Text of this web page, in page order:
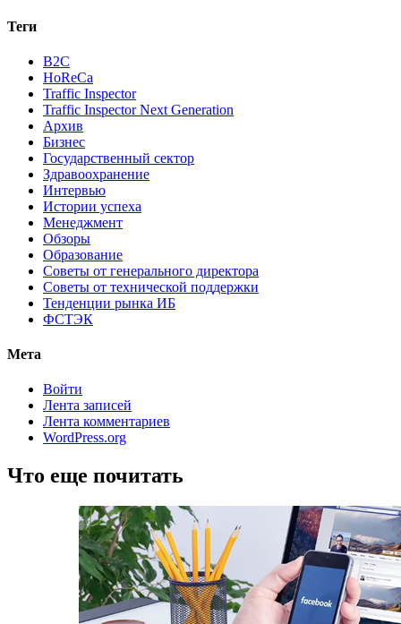
Теги
B2C
HoReCa
Traffic Inspector
Traffic Inspector Next Generation
Архив
Бизнес
Государственный сектор
Здравоохранение
Интервью
Истории успеха
Менеджмент
Обзоры
Образование
Советы от генерального директора
Советы от технической поддержки
Тенденции рынка ИБ
ФСТЭК
Мета
Войти
Лента записей
Лента комментариев
WordPress.org
Что еще почитать